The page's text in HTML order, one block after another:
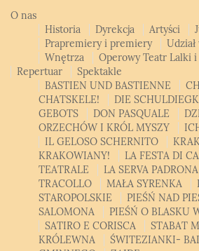
O nas
Historia
Dyrekcja Artyści
Prapremiery i premiery
Wnętrza
Operowy Teatr Lalki i
Repertuar
Spektakle
BASTIEN UND BASTIENNE
CHATSKELE!
DIE
GEBOTS
DON PASQUALE
ORZECHÓW I KRÓL MYSZY
IL GELOSO SCHERNITO
KRAKOWIANY!
LA FESTA DI
TEATRALE
LA SERVA PADRONA
TRACOLLO
MAŁA SYRENKA
STAROPOLSKIE
PIEŚŃ NAD
SALOMONA
PIEŚŃ O BLASKU
SATIRO E CORISCA
STABAT
KRÓLEWNA
ŚWITEZIANKI-